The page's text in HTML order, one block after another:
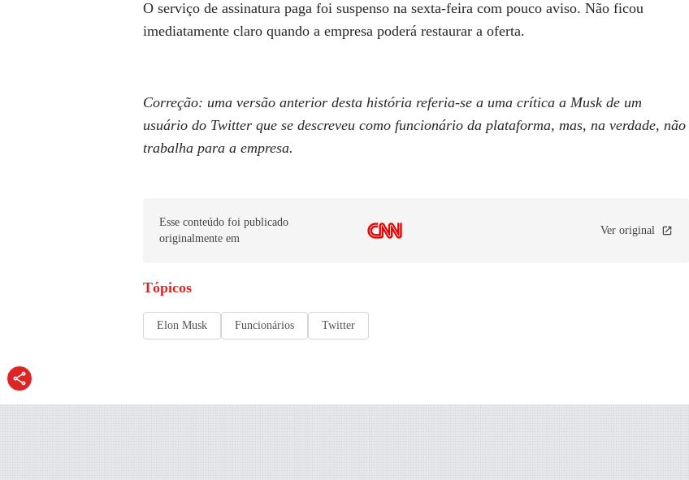
O serviço de assinatura paga foi suspenso na sexta-feira com pouco aviso. Não ficou
imediatamente claro quando a empresa poderá restaurar a oferta.
Correção: uma versão anterior desta história referia-se a uma crítica a Musk de um
usuário do Twitter que se descreveu como funcionário da plataforma, mas, na verdade, não
trabalha para a empresa.
Esse conteúdo foi publicado
originalmente em
Ver original
Tópicos
Elon Musk Funcionários Twitter